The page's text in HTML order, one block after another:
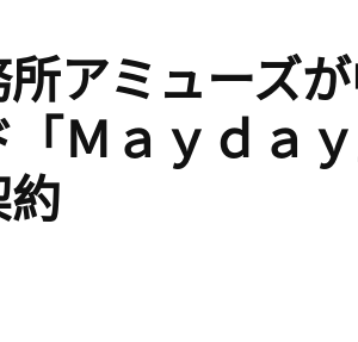
アミューズ
「Ｍａｙｄａ
約